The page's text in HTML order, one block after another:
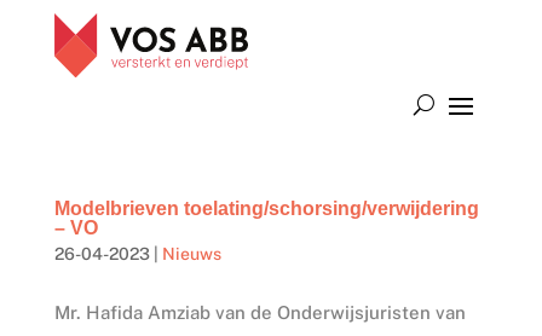
Modelbrieven toelating/schorsing/verwijdering
– VO
26-04-2023| Nieuws
Mr. Hafida Amziab van de Onderwijsjuristen van